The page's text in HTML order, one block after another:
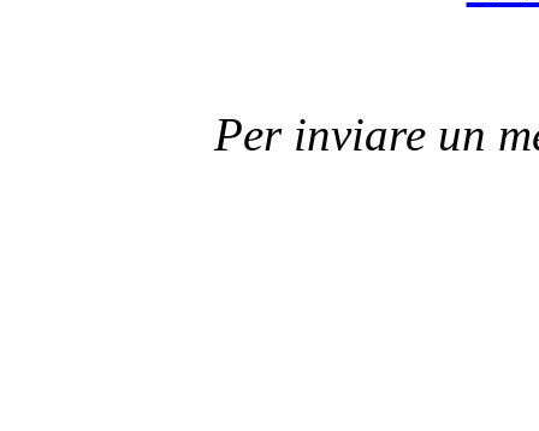
Per inviare un